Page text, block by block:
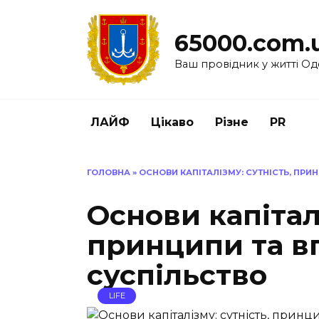
Ваш провідник у житті
ЛАЙФ Цікаво Різне PR
ГОЛОВНА » ОСНОВИ КАПІТАЛІЗМУ: СУТНІСТЬ,
Основи
принципи та
суспільство
LIFE